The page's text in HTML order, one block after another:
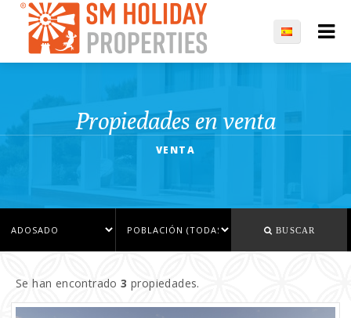
Propiedades en venta
VENTA
BUSCAR
Se han encontrado3 propiedades.